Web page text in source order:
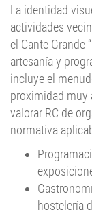
La identidad
actividades
el Cante Grande
artesanía y
incluye el
proximidad muy
valorar RC de
normativa
hostelería